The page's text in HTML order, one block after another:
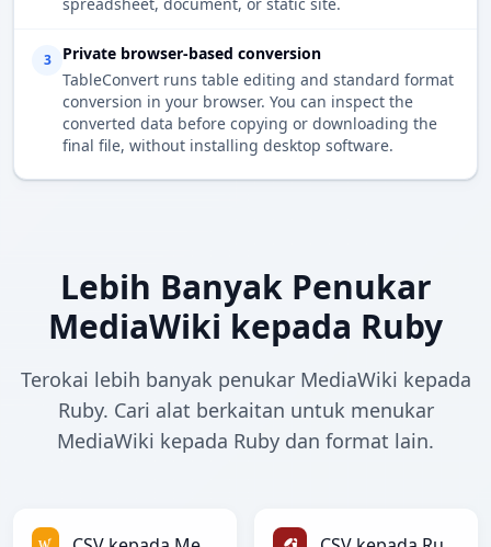
3
Private browser-based conversion
TableConvert runs table editing and standard format
conversion in your browser. You can inspect the
converted data before copying or downloading the
final file, without installing desktop software.
Lebih Banyak Penukar
MediaWiki kepada Ruby
Terokai lebih banyak penukar MediaWiki kepada
Ruby. Cari alat berkaitan untuk menukar
MediaWiki kepada Ruby dan format lain.